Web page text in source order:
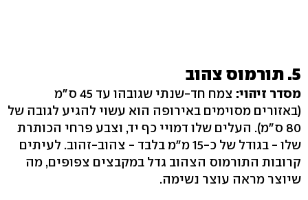
‭.5‬ תורמוס צהוב
מסדר זיהוי:
צמח חד-שנתי שגובהו עד 45 ס"מ
(באזורים מסוימים באירופה הוא עשוי להגיע לגובה של
80 ס"מ‭.(‬ העלים שלו דמויי כף יד, וצבע פרחי הכותרת
שלו - בגודל של כ‭15-‬ מ"מ בלבד - צהוב-זהוב. לעיתים
קרובות התורמוס הצהוב גדל במקבצים צפופים, מה
שיוצר מראה עוצר נשימה.